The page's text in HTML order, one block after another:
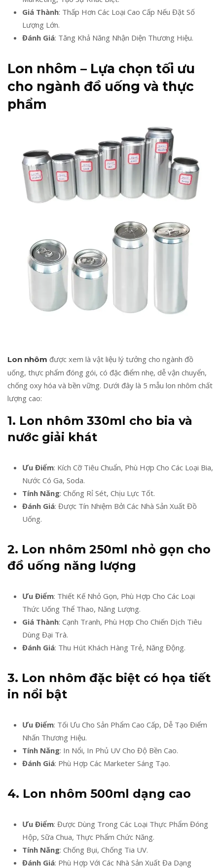
Giá Thành: Thấp Hơn Các Loại Cao Cấp Nếu Đặt Số
Lượng Lớn.
Đánh Giá: Tăng Khả Năng Nhận Diện Thương Hiệu.
Lon nhôm – Lựa chọn tối ưu
cho ngành đồ uống và thực
phẩm
Lon nhôm được xem là vật liệu lý tưởng cho ngành đồ
uống, thực phẩm đóng gói, có đặc điểm nhẹ, dễ vận chuyển,
chống oxy hóa và bền vững. Dưới đây là 5 mẫu lon nhôm chất
lượng cao:
1. Lon nhôm 330ml cho bia và
nước giải khát
Ưu Điểm: Kích Cỡ Tiêu Chuẩn, Phù Hợp Cho Các Loại Bia,
Nước Có Ga, Soda.
Tính Năng: Chống Rỉ Sét, Chịu Lực Tốt.
Đánh Giá: Được Tín Nhiệm Bởi Các Nhà Sản Xuất Đồ
Uống.
2. Lon nhôm 250ml nhỏ gọn cho
đồ uống năng lượng
Ưu Điểm: Thiết Kế Nhỏ Gọn, Phù Hợp Cho Các Loại
Thức Uống Thể Thao, Năng Lượng.
Giá Thành: Cạnh Tranh, Phù Hợp Cho Chiến Dịch Tiêu
Dùng Đại Trà.
Đánh Giá: Thu Hút Khách Hàng Trẻ, Năng Động.
3. Lon nhôm đặc biệt có họa tiết
in nổi bật
Ưu Điểm: Tối Ưu Cho Sản Phẩm Cao Cấp, Dễ Tạo Điểm
Nhấn Thương Hiệu.
Tính Năng: In Nổi, In Phủ UV Cho Độ Bền Cao.
Đánh Giá: Phù Hợp Các Marketer Sáng Tạo.
4. Lon nhôm 500ml dạng cao
Ưu Điểm: Được Dùng Trong Các Loại Thực Phẩm Đóng
Hộp, Sữa Chua, Thực Phẩm Chức Năng.
Tính Năng: Chống Bụi, Chống Tia UV.
Đánh Giá: Phù Hợp Với Các Nhà Sản Xuất Đa Dạng